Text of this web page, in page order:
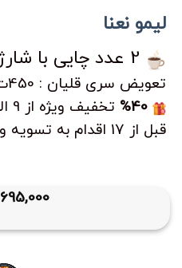
لیمو نعنا
تعویض سری قلیان : 450ت
%40
قبل از 17 اقدام به تسویه و تحویل میز کنند
695,000